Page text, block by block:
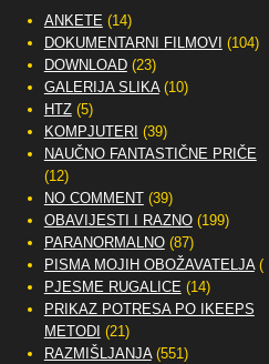
ANKETE (14)
DOKUMENTARNI FILMOVI (104)
DOWNLOAD(23)
GALERIJA SLIKA(10)
HTZ(5)
KOMPJUTERI (39)
NAUČNO FANTASTIČNE PRIČE
(12)
NO COMMENT(39)
OBAVIJESTI I RAZNO(199)
PARANORMALNO(87)
PISMA MOJIH OBOŽAVATELJA(2)
PJESME RUGALICE (14)
PRIKAZ POTRESA PO IKEEPS
METODI (21)
RAZMIŠLJANJA(551)